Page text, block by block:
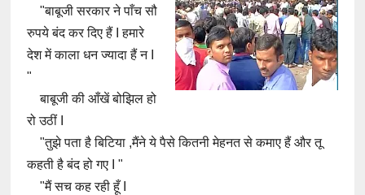
"बाबूजी सरकार ने पाँच सौ
रुपये बंद कर दिए हैं I हमारे
देश में काला धन ज्यादा हैं न I
"
बाबूजी की आँखें बोझिल हो
रो उठीं I
"तुझे पता है बिटिया ,मैंने ये पैसे कितनी मेहनत से कमाए हैं और तू
कहती है बंद हो गए I "
"मैं सच कह रही हूँ I